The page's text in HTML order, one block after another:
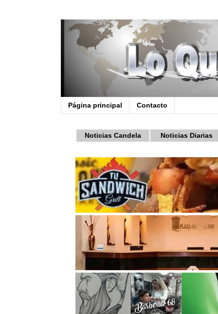
Página principal Contacto
Noticias Candela Noticias Diarias